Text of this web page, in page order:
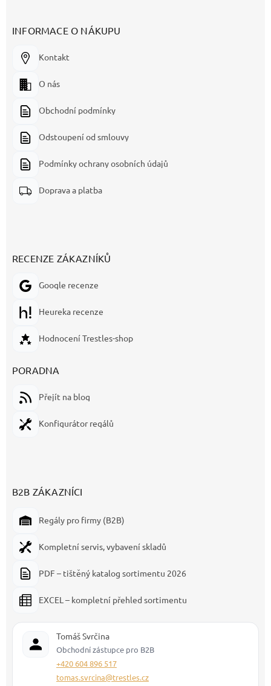
INFORMACE O NÁKUPU
Kontakt
O nás
Obchodní podmínky
Odstoupení od smlouvy
Podmínky ochrany osobních údajů
Doprava a platba
RECENZE ZÁKAZNÍKŮ
Google recenze
Heureka recenze
Hodnocení Trestles-shop
PORADNA
Přejít na blog
Konfigurátor regálů
B2B ZÁKAZNÍCI
Regály pro firmy (B2B)
Kompletní servis, vybavení skladů
PDF – tištěný katalog sortimentu 2026
EXCEL – kompletní přehled sortimentu
Tomáš Svrčina
Obchodní zástupce pro B2B
+420 604 896 517
tomas.svrcina@trestles.cz